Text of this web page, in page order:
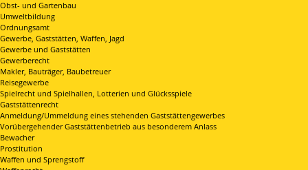
Obst- und Gartenbau
Umweltbildung
Ordnungsamt
Gewerbe, Gaststätten, Waffen, Jagd
Gewerbe und Gaststätten
Gewerberecht
Makler, Bauträger, Baubetreuer
Reisegewerbe
Spielrecht und Spielhallen, Lotterien und Glücksspiele
Gaststättenrecht
Anmeldung/Ummeldung eines stehenden Gaststättengewerbes
Vorübergehender Gaststättenbetrieb aus besonderem Anlass
Bewacher
Prostitution
Waffen und Sprengstoff